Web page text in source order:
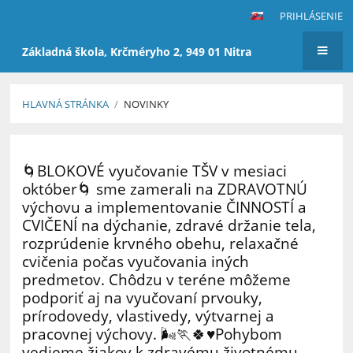
PRIHLÁSENIE
Základná škola, Krčméryho 2, 949 01 Nitra
HLAVNÁ STRÁNKA / NOVINKY
🌀BLOKOVÉ vyučovanie TŠV v mesiaci
október🌀 sme zamerali na ZDRAVOTNÚ
výchovu a implementovanie ČINNOSTÍ a
CVIČENÍ na dýchanie, zdravé držanie tela,
rozprúdenie krvného obehu, relaxačné
cvičenia počas vyučovania iných
predmetov. Chôdzu v teréne môžeme
podporiť aj na vyučovaní prvouky,
prírodovedy, vlastivedy, výtvarnej a
pracovnej výchovy. 🌬️🏃🍀♥️Pohybom